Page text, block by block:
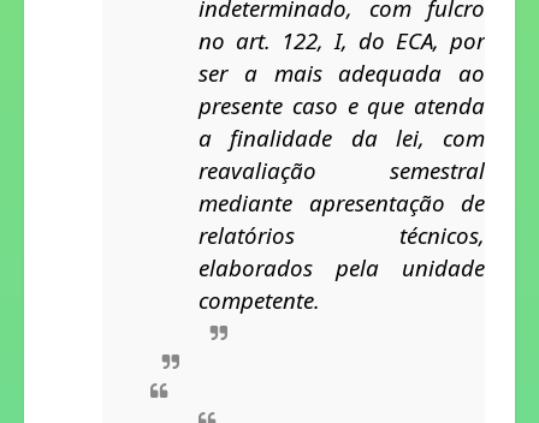
indeterminado, com fulcro
no art. 122, I, do ECA, por
ser a mais adequada ao
presente caso e que atenda
a finalidade da lei, com
reavaliação semestral
mediante apresentação de
relatórios técnicos,
elaborados pela unidade
competente.